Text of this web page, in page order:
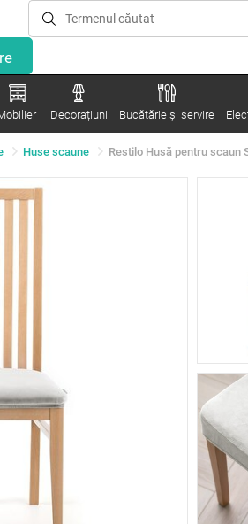
Decorațiuni Bucătărie și servire
Huse scaune Restilo Husă pentru scaun